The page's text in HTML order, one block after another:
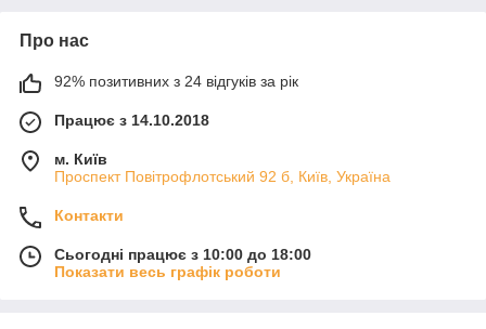
Про нас
92% позитивних з 24 відгуків за рік
Працює з 14.10.2018
м. Київ
Проспект Повітрофлотський 92 б, Київ, Україна
Контакти
Сьогодні працює з 10:00 до 18:00
Показати весь графік роботи